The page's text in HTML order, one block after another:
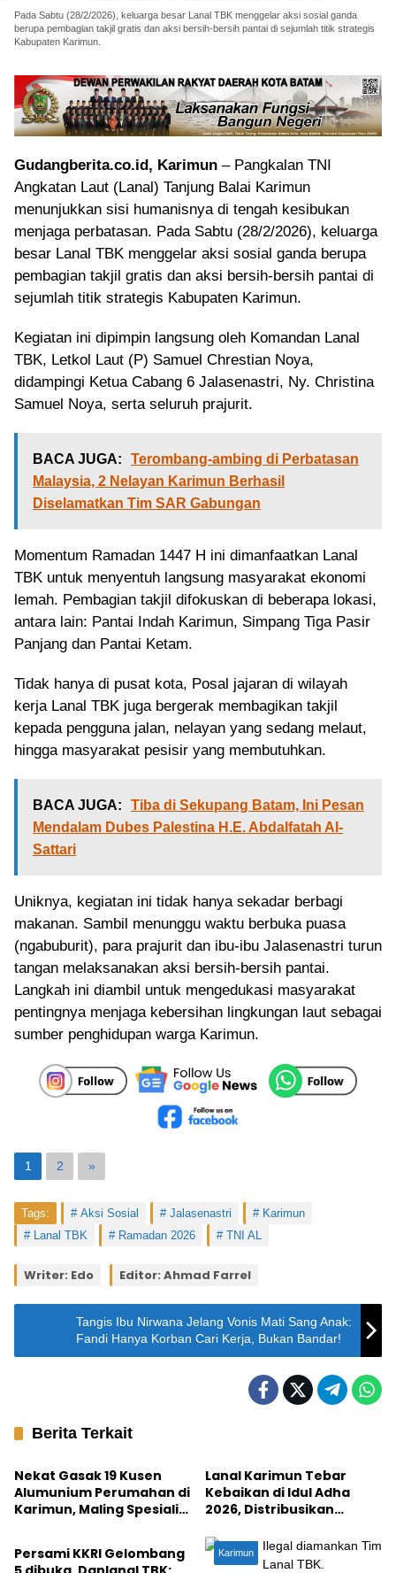
Pada Sabtu (28/2/2026), keluarga besar Lanal TBK menggelar aksi sosial ganda
berupa pembagian takjil gratis dan aksi bersih-bersih pantai di sejumlah titik strategis
Kabupaten Karimun.
Gudangberita.co.id, Karimun – Pangkalan TNI
Angkatan Laut (Lanal) Tanjung Balai Karimun
menunjukkan sisi humanisnya di tengah kesibukan
menjaga perbatasan. Pada Sabtu (28/2/2026), keluarga
besar Lanal TBK menggelar aksi sosial ganda berupa
pembagian takjil gratis dan aksi bersih-bersih pantai di
sejumlah titik strategis Kabupaten Karimun.
Kegiatan ini dipimpin langsung oleh Komandan Lanal
TBK, Letkol Laut (P) Samuel Chrestian Noya,
didampingi Ketua Cabang 6 Jalasenastri, Ny. Christina
Samuel Noya, serta seluruh prajurit.
BACA JUGA:
Terombang-ambing di Perbatasan
Malaysia, 2 Nelayan Karimun Berhasil
Diselamatkan Tim SAR Gabungan
Momentum Ramadan 1447 H ini dimanfaatkan Lanal
TBK untuk menyentuh langsung masyarakat ekonomi
lemah. Pembagian takjil difokuskan di beberapa lokasi,
antara lain: Pantai Indah Karimun, Simpang Tiga Pasir
Panjang dan Pantai Ketam.
Tidak hanya di pusat kota, Posal jajaran di wilayah
kerja Lanal TBK juga bergerak membagikan takjil
kepada pengguna jalan, nelayan yang sedang melaut,
hingga masyarakat pesisir yang membutuhkan.
BACA JUGA:
Tiba di Sekupang Batam, Ini Pesan
Mendalam Dubes Palestina H.E. Abdalfatah Al-
Sattari
Uniknya, kegiatan ini tidak hanya sekadar berbagi
makanan. Sambil menunggu waktu berbuka puasa
(ngabuburit), para prajurit dan ibu-ibu Jalasenastri turun
tangan melaksanakan aksi bersih-bersih pantai.
Langkah ini diambil untuk mengedukasi masyarakat
pentingnya menjaga kebersihan lingkungan laut sebagai
sumber penghidupan warga Karimun.
1 2 »
Tags: Aksi Sosial Jalasenastri
Karimun
Lanal TBK
Ramadan 2026 TNI AL
Writer: Edo Editor: Ahmad Farrel
Tangis Ibu Nirwana Jelang Vonis Mati Sang Anak:
Fandi Hanya Korban Cari Kerja, Bukan Bandar!
Berita Terkait
Karimun
Nekat Gasak 19 Kusen
Alumunium Perumahan di
Karimun, Maling Spesialis
Lanal Karimun Tebar
Kebaikan di Idul Adha
2026, Distribusikan
Masyarakat
Karimun
Persami KKRI Gelombang
Karimun